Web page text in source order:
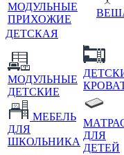
МОДУЛЬНЫЕ
ПРИХОЖИЕ
ДЕТСКАЯ
МОДУЛЬНЫЕ
ДЕТСКИЕ
МЕБЕЛЬ
ДЛЯ
ШКОЛЬНИКА
ДЛЯ
ДЕТЕЙ